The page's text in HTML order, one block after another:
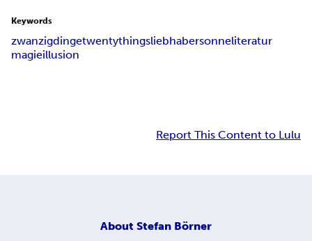
Keywords
zwanzigdingetwentythingsliebhabersonneliteratur
magieillusion
Report This Content to Lulu
About Stefan Börner